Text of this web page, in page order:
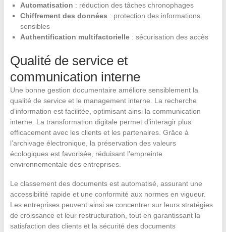
Automatisation : réduction des tâches chronophages
Chiffrement des données : protection des informations
sensibles
Authentification multifactorielle: sécurisation des accès
Qualité de service et
communication interne
Une bonne gestion documentaire améliore sensiblement la
qualité de service et le management interne. La recherche
d’information est facilitée, optimisant ainsi la communication
interne. La transformation digitale permet d’interagir plus
efficacement avec les clients et les partenaires. Grâce à
l’archivage électronique, la préservation des valeurs
écologiques est favorisée, réduisant l’empreinte
environnementale des entreprises.
Le classement des documents est automatisé, assurant une
accessibilité rapide et une conformité aux normes en vigueur.
Les entreprises peuvent ainsi se concentrer sur leurs stratégies
de croissance et leur restructuration, tout en garantissant la
satisfaction des clients et la sécurité des documents